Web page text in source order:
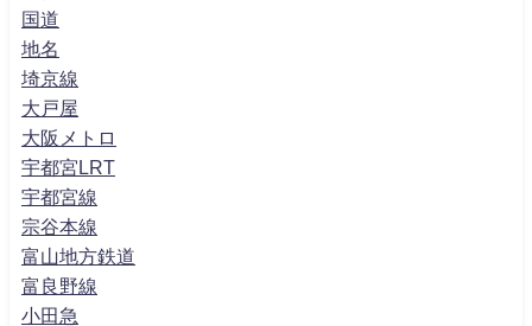
国道
地名
埼京線
大戸屋
大阪メトロ
宇都宮LRT
宇都宮線
宗谷本線
富山地方鉄道
富良野線
小田急